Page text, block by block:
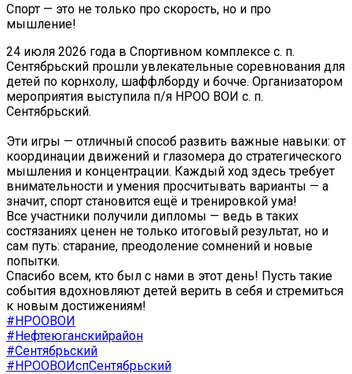
Спорт — это не только про скорость, но и про
мышление!
24 июля 2026 года в Спортивном комплексе с. п.
Сентябрьский прошли увлекательные соревнования для
детей по корнхолу, шаффлборду и бочче. Организатором
мероприятия выступила п/я НРОО ВОИ с. п.
Сентябрьский.
Эти игры — отличный способ развить важные навыки: от
координации движений и глазомера до стратегического
мышления и концентрации. Каждый ход здесь требует
внимательности и умения просчитывать варианты — а
значит, спорт становится ещё и тренировкой ума!
Все участники получили дипломы — ведь в таких
состязаниях ценен не только итоговый результат, но и
сам путь: старание, преодоление сомнений и новые
попытки.
Спасибо всем, кто был с нами в этот день! Пусть такие
события вдохновляют детей верить в себя и стремиться
к новым достижениям!
#НРООВОИ
#Нефтеюганскийрайон
#Сентябрьский
#НРООВОИспСентябрьский